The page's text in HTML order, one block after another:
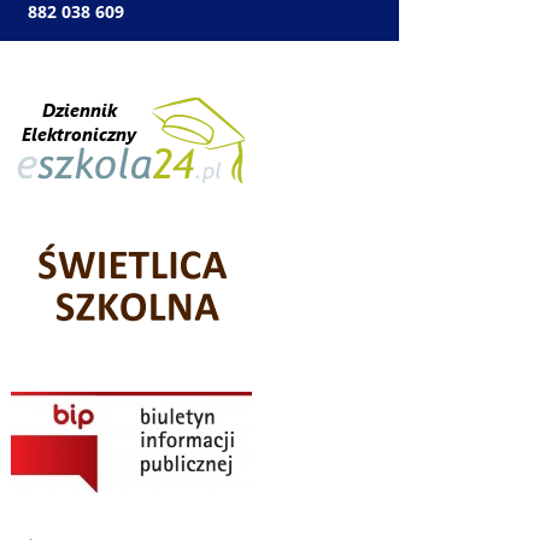
038 609